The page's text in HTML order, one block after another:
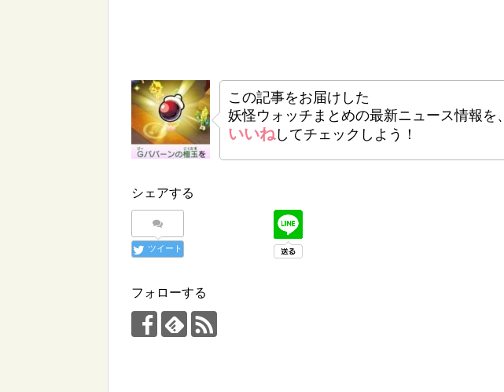
この記事をお届けした
妖怪ウォッチまとめの最新ニュース情報を、
いいねしてチェックしよう！
シェアする
ツイート
フォローする